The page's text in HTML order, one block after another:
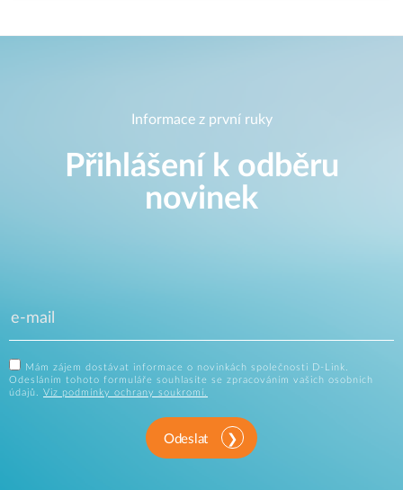
Informace z první ruky
Přihlášení k odběru
novinek
Mám zájem dostávat informace o novinkách společnosti D-Link.
Odesláním tohoto formuláře souhlasíte se zpracováním vašich osobních
údajů. Viz podmínky ochrany soukromí.
Odeslat